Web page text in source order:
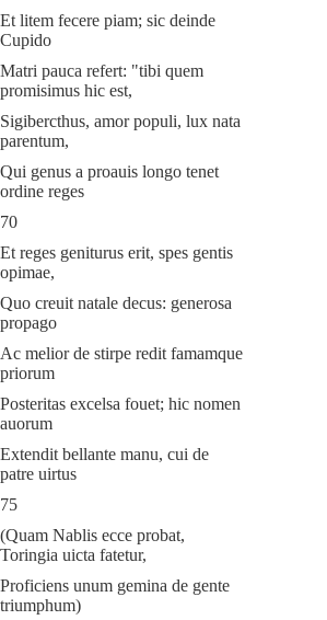
Et litem fecere piam; sic deinde
Cupido
Matri pauca refert: "tibi quem
promisimus hic est,
Sigibercthus, amor populi, lux nata
parentum,
Qui genus a proauis longo tenet
ordine reges
70
Et reges geniturus erit, spes gentis
opimae,
Quo creuit natale decus: generosa
propago
Ac melior de stirpe redit famamque
priorum
Posteritas excelsa fouet; hic nomen
auorum
Extendit bellante manu, cui de
patre uirtus
75
(Quam Nablis ecce probat,
Toringia uicta fatetur,
Proficiens unum gemina de gente
triumphum)